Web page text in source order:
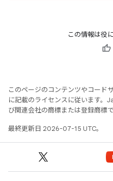
この情報は役
このページのコンテンツやコードサ
に記載のライセンスに従います。
び関連会社の商標または登録商標で
最終更新日 2026-07-15 UTC。